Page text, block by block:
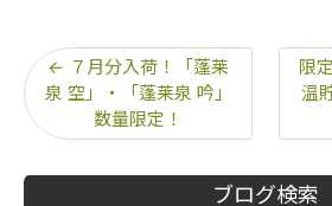
ブログ検索
← ７月分入荷！「蓬莱
泉 空」・「蓬莱泉 吟」
数量限定！
限
温